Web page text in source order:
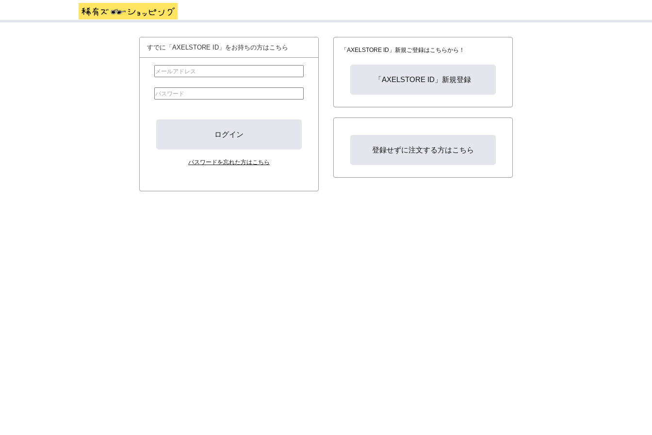
すでに「AXELSTORE ID」をお持ちの方はこちら
パスワードを忘れた方はこちら
「AXELSTORE ID」新規ご登録はこちらから！